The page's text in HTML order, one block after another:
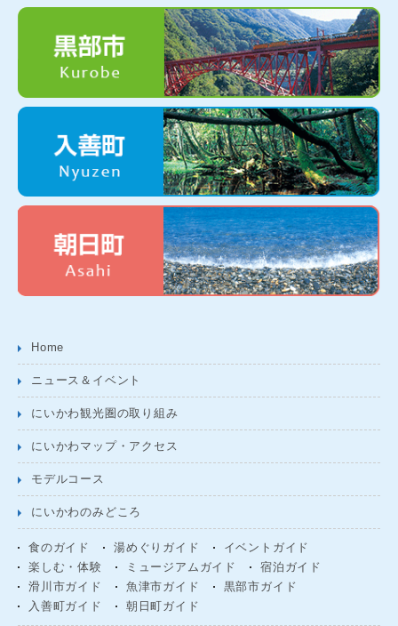
Home
ニュース＆イベント
にいかわ観光圏の取り組み
にいかわマップ・アクセス
モデルコース
にいかわのみどころ
食のガイド 湯めぐりガイド
イベントガイド
楽しむ・体験
ミュージアムガイド
宿泊ガイド
滑川市ガイド
魚津市ガイド
黒部市ガイド
入善町ガイド
朝日町ガイド